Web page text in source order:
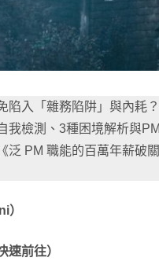
陷入「雜務陷阱」與內耗
我檢測、3種困境解析與
泛 PM 職能的百萬年薪破
）
速前往）